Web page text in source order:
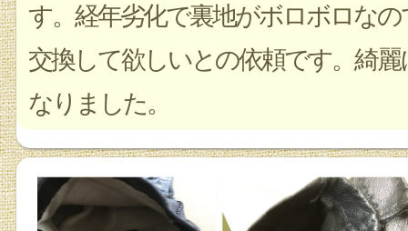
す。経年劣化で裏地がボロボロなの
交換して欲しいとの依頼です。綺麗
なりました。